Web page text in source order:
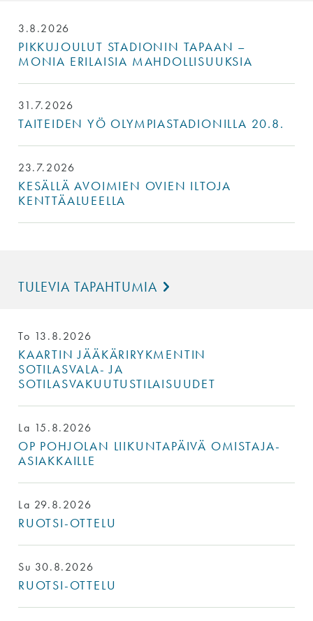
3.8.2026
PIKKUJOULUT STADIONIN TAPAAN –
MONIA ERILAISIA MAHDOLLISUUKSIA
31.7.2026
TAITEIDEN YÖ OLYMPIASTADIONILLA 20.8.
23.7.2026
KESÄLLÄ AVOIMIEN OVIEN ILTOJA
KENTTÄALUEELLA
TULEVIA TAPAHTUMIA
To 13.8.2026
KAARTIN JÄÄKÄRIRYKMENTIN
SOTILASVALA- JA
SOTILASVAKUUTUSTILAISUUDET
La 15.8.2026
OP POHJOLAN LIIKUNTAPÄIVÄ OMISTAJA-
ASIAKKAILLE
La 29.8.2026
RUOTSI-OTTELU
Su 30.8.2026
RUOTSI-OTTELU